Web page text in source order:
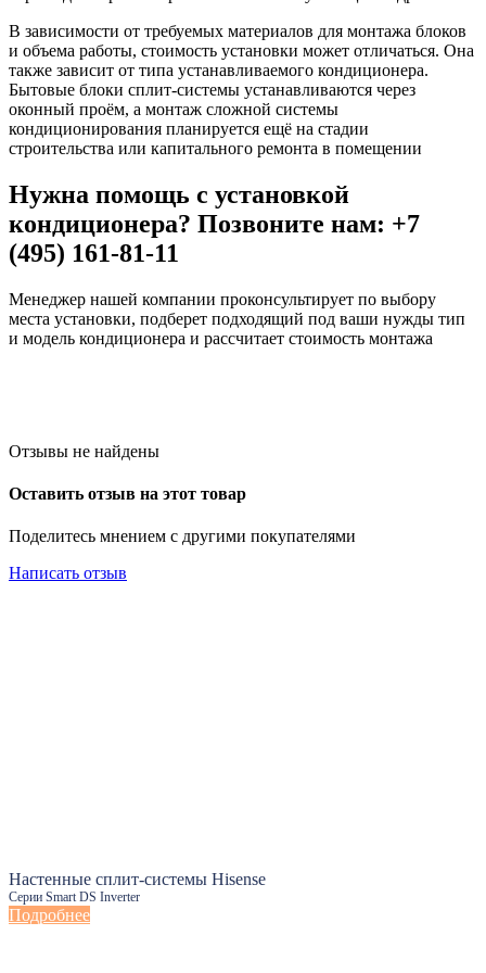
В зависимости от требуемых материалов для монтажа блоков
и объема работы, стоимость установки может отличаться. Она
также зависит от типа устанавливаемого кондиционера.
Бытовые блоки сплит-системы устанавливаются через
оконный проём, а монтаж сложной системы
кондиционирования планируется ещё на стадии
строительства или капитального ремонта в помещении
Нужна помощь с установкой
кондиционера? Позвоните нам: +7
(495) 161-81-11
Менеджер нашей компании проконсультирует по выбору
места установки, подберет подходящий под ваши нужды тип
и модель кондиционера и рассчитает стоимость монтажа
Отзывы не найдены
Оставить отзыв на этот товар
Поделитесь мнением с другими покупателями
Написать отзыв
Настенные сплит-системы Hisense
Серии Smart DS Inverter
Подробнее